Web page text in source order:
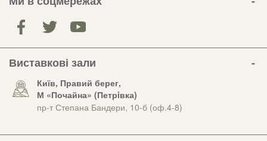
Виставкові зали
Київ, Правий берег,
М «Почайна» (Петрiвка)
пр-т Степана Бандери, 10-б (оф.4-8)